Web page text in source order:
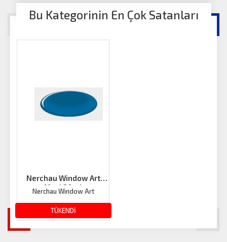
Bu Kategorinin En Çok Satanları
TÜKENDİ
Nerchau Window Art
Mavi 80ml
Nerchau Window Art
107.02 TL